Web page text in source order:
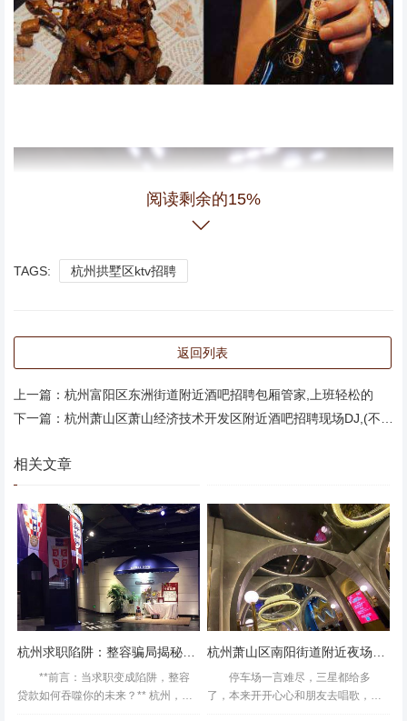
音效真心不想评论，唱的人很累啊。不过环境和食物可以。
还有带路的机器人蛮有意思的。杭州知名的夜总会ktv招聘
包厢公主,过年放假吗？ VIP有特权这家KTV是第二次来了，
感觉还挺好的，不过这次过来没有上一次感觉好了，因为可
能是小包，音响没有中包好，还有零下的天气，空调竟然打
阅读剩余的15%
TAGS: 杭州拱墅区ktv招聘
返回列表
上一篇： 杭州富阳区东洲街道附近酒吧招聘包厢管家,上班轻松的
下一篇： 杭州萧山区萧山经济技术开发区附近酒吧招聘现场DJ,(不需要喝酒的)
相关文章
杭州求职陷阱：整容骗局揭秘医美行业乱象
**前言：当求职变成陷阱，整容
贷款如何吞噬你的未来？** 杭州，这
杭州萧山区南阳街道附近夜场招聘现场DJ,(好上班的不挑人)
停车场一言难尽，三星都给多
了，本来开开心心和朋友去唱歌，停